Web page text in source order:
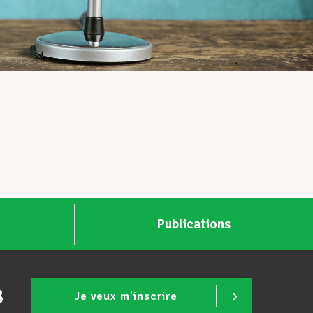
Publications
Je veux m'inscrire